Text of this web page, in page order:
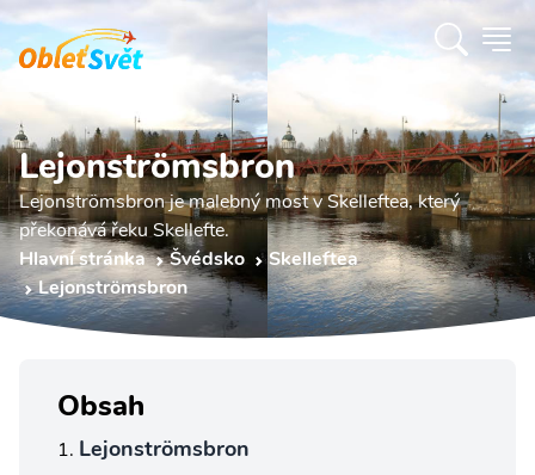
Lejonströmsbron
Lejonströmsbron je malebný most v Skelleftea, který
překonává řeku Skellefte.
Hlavní stránka
Švédsko
Skelleftea
Lejonströmsbron
Obsah
Lejonströmsbron